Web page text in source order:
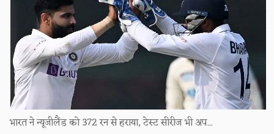
भारत ने न्यूजीलैंड को 372 रन से हराया, टेस्ट सीरीज भी अप...